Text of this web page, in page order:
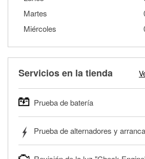
Martes
Miércoles
Servicios en la tienda
Prueba de batería
autos, camionetas, SUVs, vehículos
pesados, y para deportes
pueden probarse dentro o fuera del
Prueba de alternadores y